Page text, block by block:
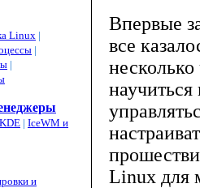
Linux |
|
|
KDE | IceWM и
и
Впервые
все
Linux для